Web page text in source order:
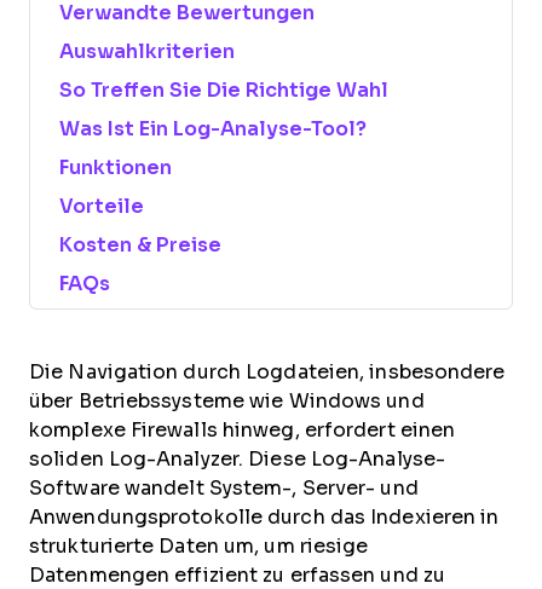
Verwandte Bewertungen
Auswahlkriterien
So Treffen Sie Die Richtige Wahl
Was Ist Ein Log-Analyse-Tool?
Funktionen
Vorteile
Kosten & Preise
FAQs
Die Navigation durch Logdateien, insbesondere
über Betriebssysteme wie Windows und
komplexe Firewalls hinweg, erfordert einen
soliden Log-Analyzer. Diese Log-Analyse-
Software wandelt System-, Server- und
Anwendungsprotokolle durch das Indexieren in
strukturierte Daten um, um riesige
Datenmengen effizient zu erfassen und zu